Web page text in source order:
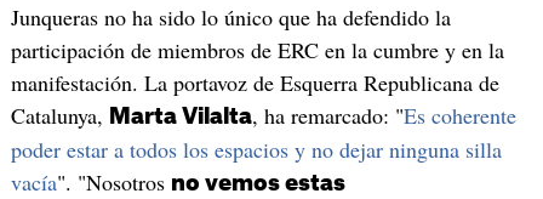
Junqueras no ha sido lo único que ha defendido la
participación de miembros de ERC en la cumbre y en la
manifestación. La portavoz de Esquerra Republicana de
Catalunya,
Marta Vilalta, ha remarcado: "Es coherente
poder estar a todos los espacios y no dejar ninguna silla
vacía". "Nosotros no vemos estas